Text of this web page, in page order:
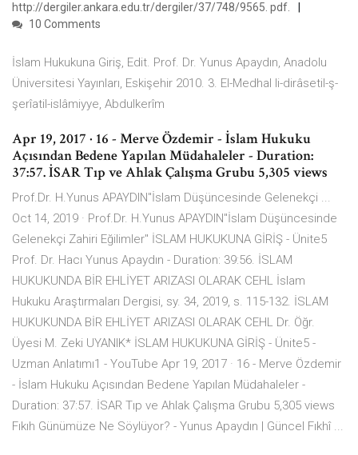
http://dergiler.ankara.edu.tr/dergiler/37/748/9565. pdf.
10 Comments
İslam Hukukuna Giriş, Edit. Prof. Dr. Yunus Apaydın, Anadolu
Üniversitesi Yayınları, Eskişehir 2010. 3. El-Medhal li-dirâsetil-ş-
şerîatil-islâmiyye, Abdulkerîm
Apr 19, 2017 · 16 - Merve Özdemir - İslam Hukuku
Açısından Bedene Yapılan Müdahaleler - Duration:
37:57. İSAR Tıp ve Ahlak Çalışma Grubu 5,305 views
Prof.Dr. H.Yunus APAYDIN"İslam Düşüncesinde Gelenekçi ...
Oct 14, 2019 · Prof.Dr. H.Yunus APAYDIN"İslam Düşüncesinde
Gelenekçi Zahiri Eğilimler" İSLAM HUKUKUNA GİRİŞ - Ünite5
Prof. Dr. Hacı Yunus Apaydın - Duration: 39:56. İSLAM
HUKUKUNDA BİR EHLİYET ARIZASI OLARAK CEHL İslam
Hukuku Araştırmaları Dergisi, sy. 34, 2019, s. 115-132. İSLAM
HUKUKUNDA BİR EHLİYET ARIZASI OLARAK CEHL Dr. Öğr.
Üyesi M. Zeki UYANIK* İSLAM HUKUKUNA GİRİŞ - Ünite5 -
Uzman Anlatımı1 - YouTube Apr 19, 2017 · 16 - Merve Özdemir
- İslam Hukuku Açısından Bedene Yapılan Müdahaleler -
Duration: 37:57. İSAR Tıp ve Ahlak Çalışma Grubu 5,305 views
Fıkıh Günümüze Ne Söylüyor? - Yunus Apaydın | Güncel Fıkhî ...